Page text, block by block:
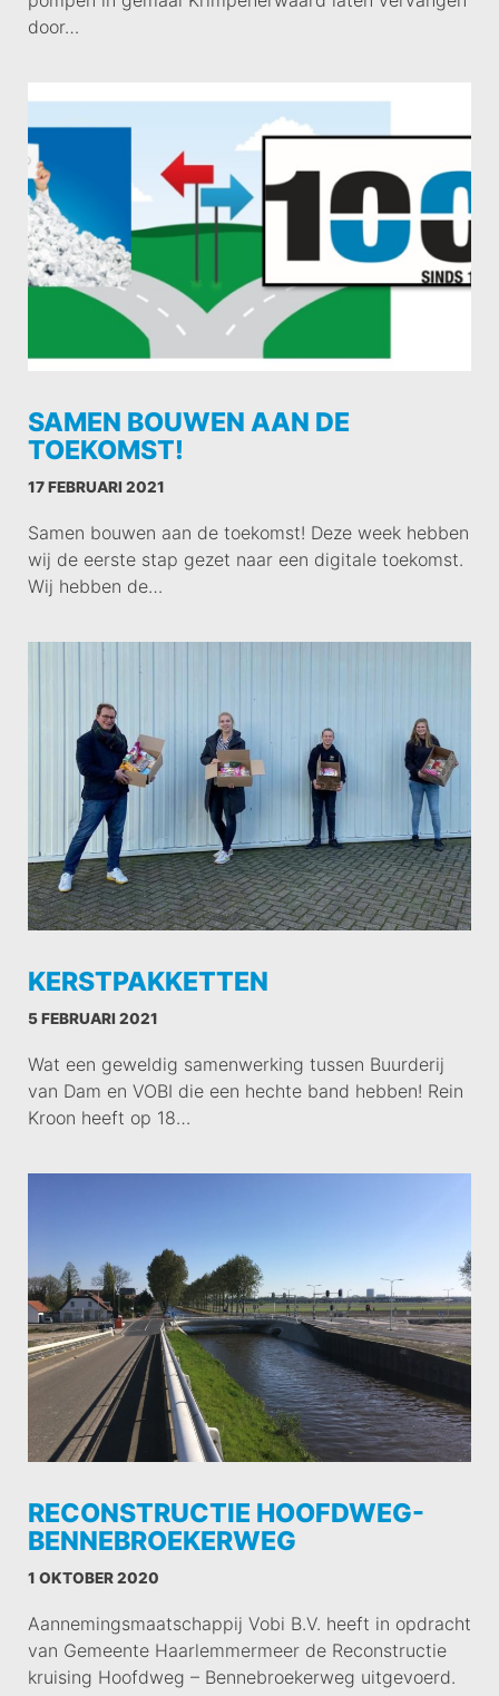
door…
SAMEN BOUWEN AAN DE
TOEKOMST!
17 FEBRUARI 2021
Samen bouwen aan de toekomst! Deze week hebben
wij de eerste stap gezet naar een digitale toekomst.
Wij hebben de…
KERSTPAKKETTEN
5 FEBRUARI 2021
Wat een geweldig samenwerking tussen Buurderij
van Dam en VOBI die een hechte band hebben! Rein
Kroon heeft op 18…
RECONSTRUCTIE HOOFDWEG-
BENNEBROEKERWEG
1 OKTOBER 2020
Aannemingsmaatschappij Vobi B.V. heeft in opdracht
van Gemeente Haarlemmermeer de Reconstructie
kruising Hoofdweg – Bennebroekerweg uitgevoerd.